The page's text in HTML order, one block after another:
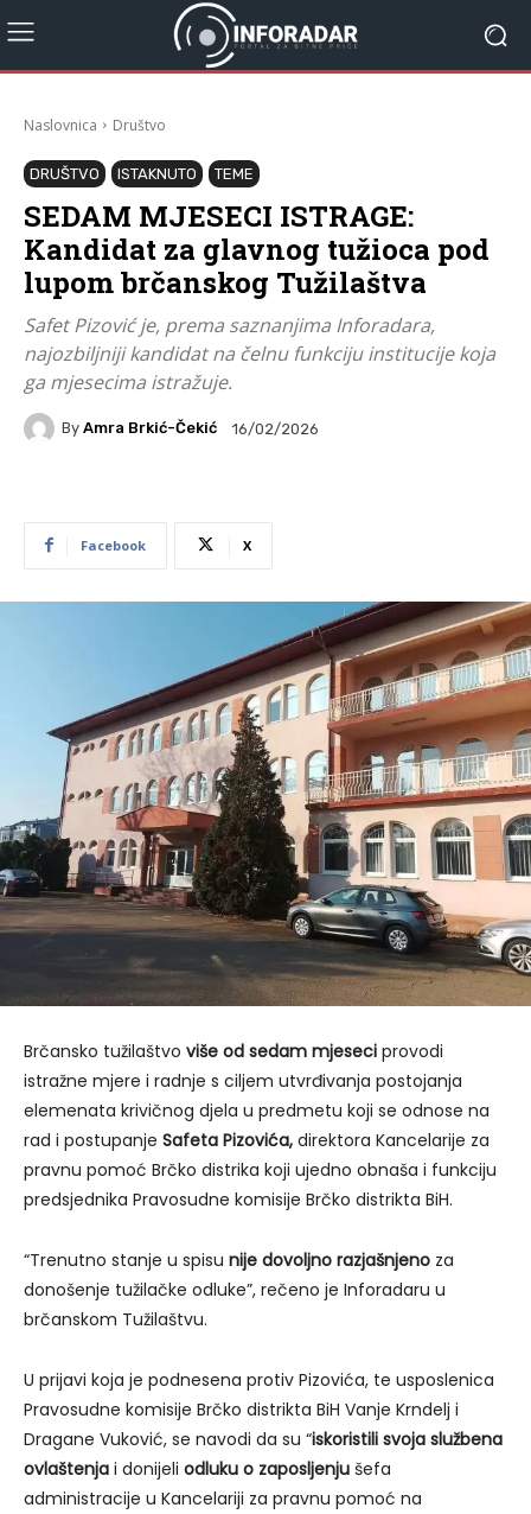
Naslovnica Društvo
DRUŠTVO ISTAKNUTO TEME
SEDAM MJESECI ISTRAGE:
Kandidat za glavnog tužioca pod
lupom brčanskog Tužilaštva
Safet Pizović je, prema saznanjima Inforadara,
najozbiljniji kandidat na čelnu funkciju institucije koja
ga mjesecima istražuje.
By Amra Brkić-Čekić 16/02/2026
Facebook X
Brčansko tužilaštvo više od sedam mjeseci provodi
istražne mjere i radnje s ciljem utvrđivanja postojanja
elemenata krivičnog djela u predmetu koji se odnose na
rad i postupanje Safeta Pizovića, direktora Kancelarije za
pravnu pomoć Brčko distrika koji ujedno obnaša i funkciju
predsjednika Pravosudne komisije Brčko distrikta BiH.
“Trenutno stanje u spisu nije dovoljno razjašnjeno za
donošenje tužilačke odluke”, rečeno je Inforadaru u
brčanskom Tužilaštvu.
U prijavi koja je podnesena protiv Pizovića, te usposlenica
Pravosudne komisije Brčko distrikta BiH Vanje Krndelj i
Dragane Vuković, se navodi da su “iskoristili svoja službena
ovlaštenja i donijeli odluku o zaposljenju šefa
administracije u Kancelariji za pravnu pomoć na